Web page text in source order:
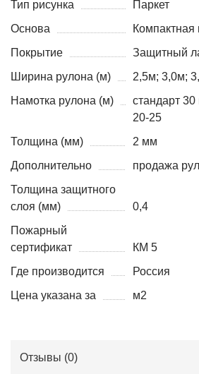
Тип рисунка
Паркет
Основа
Компактная
Покрытие
Защитный
Ширина рулона (м)
2,5м; 3,0м;
Намотка рулона (м)
стандарт
20-25
Толщина (мм)
2 мм
Дополнительно
продажа
Толщина защитного
слоя (мм)
0,4
Пожарный
сертификат
КМ 5
Где производится
Россия
Цена указана за
м2
Отзывы (0)